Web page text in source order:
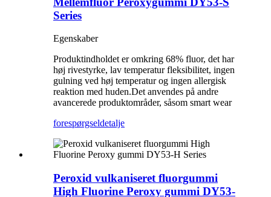
Series
Egenskaber
Produktindholdet er omkring 68% fluor, det har
høj rivestyrke, lav temperatur fleksibilitet, ingen
gulning ved høj temperatur og ingen allergisk
reaktion med huden.Det anvendes på andre
avancerede produktområder, såsom smart wear
forespørgseldetalje
Peroxid vulkaniseret fluorgummi
High Fluorine Peroxy gummi DY53-